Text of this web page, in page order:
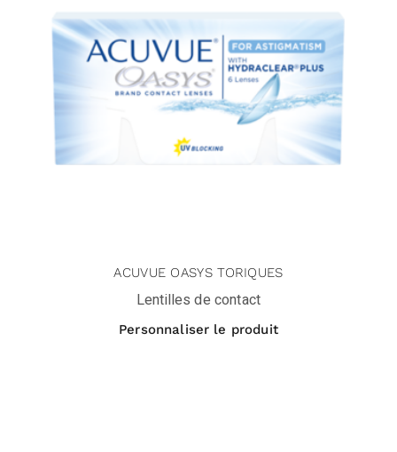
ACUVUE OASYS TORIQUES
Lentilles de contact
Personnaliser le produit